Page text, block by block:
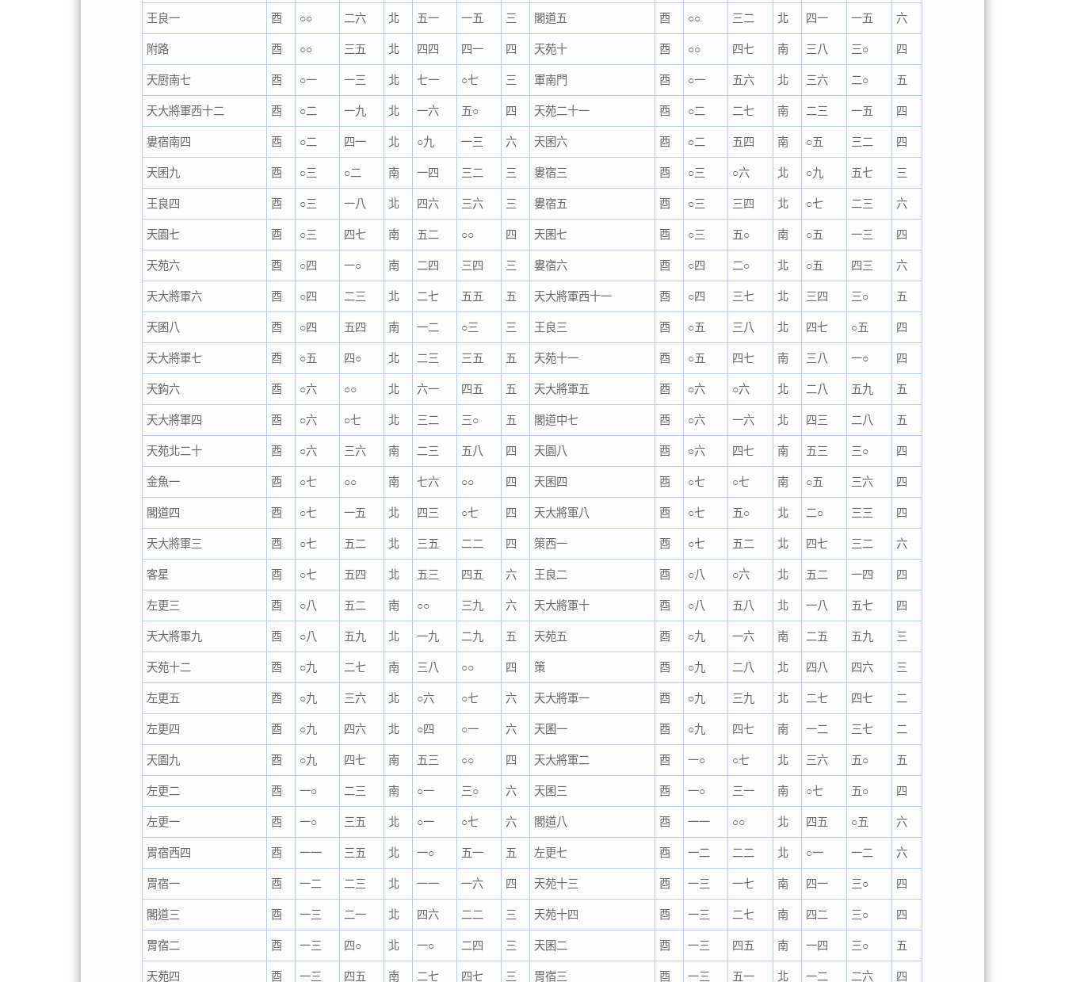
王良一 酉 ○○ 二六 北 五一 一五 三 閣道五 酉 ○○ 三二 北 四一 一五 六
附路 酉 ○○ 三五 北 四四 四一 四 天苑十 酉 ○○ 四七 南 三八 三○ 四
天厨南七 酉 ○一 一三 北 七一 ○七 三 軍南門 酉 ○一 五六 北 三六 二○ 五
天大將軍西十二 酉 ○二 一九 北 一六 五○ 四 天苑二十一 酉 ○二 二七 南 二三 一五 四
婁宿南四 酉 ○二 四一 北 ○九 一三 六 天囷六 酉 ○二 五四 南 ○五 三二 四
天囷九 酉 ○三 ○二 南 一四 三二 三 婁宿三 酉 ○三 ○六 北 ○九 五七 三
王良四 酉 ○三 一八 北 四六 三六 三 婁宿五 酉 ○三 三四 北 ○七 二三 六
天園七 酉 ○三 四七 南 五二 ○○ 四 天囷七 酉 ○三 五○ 南 ○五 一三 四
天苑六 酉 ○四 一○ 南 二四 三四 三 婁宿六 酉 ○四 二○ 北 ○五 四三 六
天大將軍六 酉 ○四 二三 北 二七 五五 五 天大將軍西十一 酉 ○四 三七 北 三四 三○ 五
天囷八 酉 ○四 五四 南 一二 ○三 三 王良三 酉 ○五 三八 北 四七 ○五 四
天大將軍七 酉 ○五 四○ 北 二三 三五 五 天苑十一 酉 ○五 四七 南 三八 一○ 四
天鈎六 酉 ○六 ○○ 北 六一 四五 五 天大將軍五 酉 ○六 ○六 北 二八 五九 五
天大將軍四 酉 ○六 ○七 北 三二 三○ 五 閣道中七 酉 ○六 一六 北 四三 二八 五
天苑北二十 酉 ○六 三六 南 二三 五八 四 天園八 酉 ○六 四七 南 五三 三○ 四
金魚一 酉 ○七 ○○ 南 七六 ○○ 四 天囷四 酉 ○七 ○七 南 ○五 三六 四
閣道四 酉 ○七 一五 北 四三 ○七 四 天大將軍八 酉 ○七 五○ 北 二○ 三三 四
天大將軍三 酉 ○七 五二 北 三五 二二 四 策西一 酉 ○七 五二 北 四七 三二 六
客星 酉 ○七 五四 北 五三 四五 六 王良二 酉 ○八 ○六 北 五二 一四 四
左更三 酉 ○八 五二 南 ○○ 三九 六 天大將軍十 酉 ○八 五八 北 一八 五七 四
天大將軍九 酉 ○八 五九 北 一九 二九 五 天苑五 酉 ○九 一六 南 二五 五九 三
天苑十二 酉 ○九 二七 南 三八 ○○ 四 策 酉 ○九 二八 北 四八 四六 三
左更五 酉 ○九 三六 北 ○六 ○七 六 天大將軍一 酉 ○九 三九 北 二七 四七 二
左更四 酉 ○九 四六 北 ○四 ○一 六 天囷一 酉 ○九 四七 南 一二 三七 二
天園九 酉 ○九 四七 南 五三 ○○ 四 天大將軍二 酉 一○ ○七 北 三六 五○ 五
左更二 酉 一○ 二三 南 ○一 三○ 六 天囷三 酉 一○ 三一 南 ○七 五○ 四
左更一 酉 一○ 三五 北 ○一 ○七 六 閣道八 酉 一一 ○○ 北 四五 ○五 六
胃宿西四 酉 一一 三五 北 一○ 五一 五 左更七 酉 一二 二二 北 ○一 一二 六
胃宿一 酉 一二 二三 北 一一 一六 四 天苑十三 酉 一三 一七 南 四一 三○ 四
閣道三 酉 一三 二一 北 四六 二二 三 天苑十四 酉 一三 二七 南 四二 三○ 四
胃宿二 酉 一三 四○ 北 一○ 二四 三 天囷二 酉 一三 四五 南 一四 三○ 五
天苑四 酉 一三 四五 南 二七 四七 三 胃宿三 酉 一三 五一 北 一二 二六 四